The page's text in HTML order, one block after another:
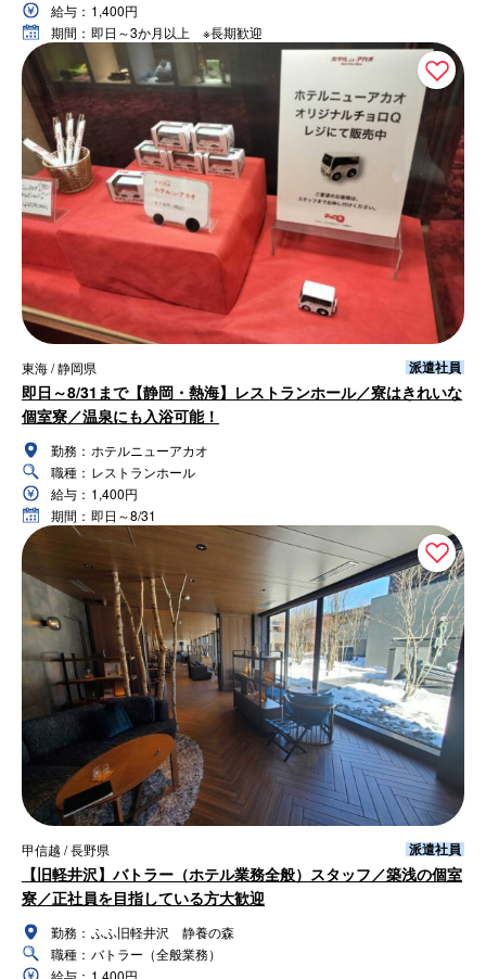
給与： 1,400円
期間： 即日～3か月以上 ※長期歓迎
東海 / 静岡県 派遣社員
即日～8/31まで【静岡・熱海】レストランホール／寮はきれいな
個室寮／温泉にも入浴可能！
勤務： ホテルニューアカオ
職種： レストランホール
給与： 1,400円
期間： 即日～8/31
甲信越 / 長野県 派遣社員
【旧軽井沢】バトラー（ホテル業務全般）スタッフ／築浅の個室
寮／正社員を目指している方大歓迎
勤務： ふふ旧軽井沢 静養の森
職種： バトラー（全般業務）